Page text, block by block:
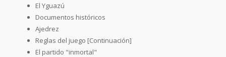
El Yguazú
Documentos históricos
Ajedrez
Reglas del juego [Continuación]
El partido "inmortal"